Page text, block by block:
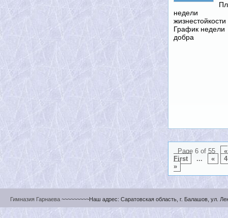
недели
жизнестойкости
График недели
добра
Page 6 of 55
«
First
... «
4
»
Гимназия Гарнаева ~~~~~~~~~Наш адрес: Саратовская область, г. Балашов, ул.